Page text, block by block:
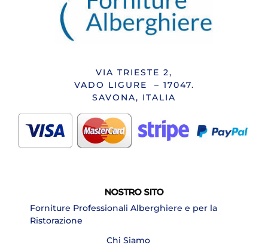
VIA TRIESTE 2,
VADO LIGURE – 17047.
SAVONA, ITALIA
NOSTRO SITO
Forniture Professionali Alberghiere e per la
Ristorazione
Chi Siamo